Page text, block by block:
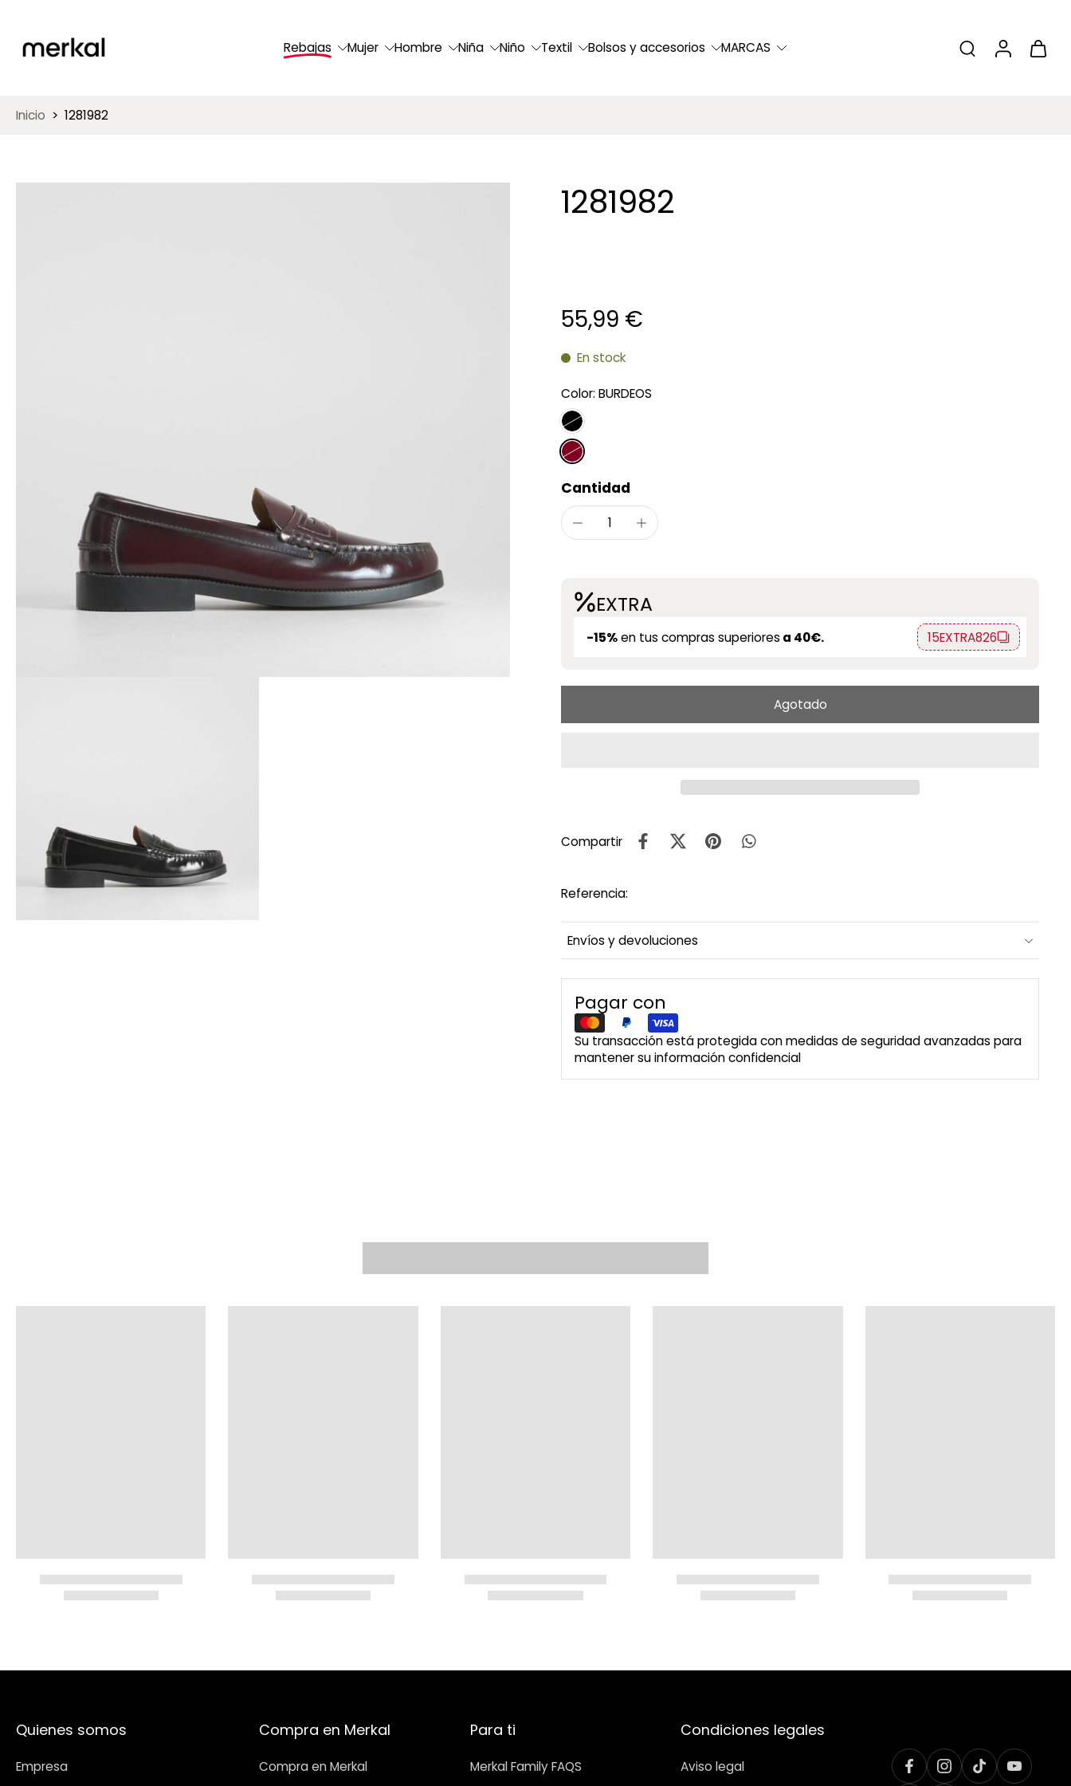
al
contenido
Rebajas Mujer Hombre Niña Niño Textil Bolsos y accesorios MARCAS
Inicio > 1281982
1281982
55,99 €
En stock
Color: BURDEOS
Cantidad
EXTRA
-15%en tus compras superiores a 40€. 15EXTRA826
Agotado
Compartir
Referencia:
Envíos y devoluciones
Pagar con
Su transacción está protegida con medidas de seguridad avanzadas para
mantener su información confidencial
Quienes somos
Empresa
Compra en Merkal
Compra en Merkal
Para ti
Merkal Family FAQS
Condiciones legales
Aviso legal